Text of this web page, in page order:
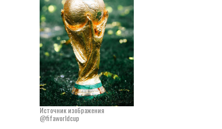
Источник изображения
@fifaworldcup